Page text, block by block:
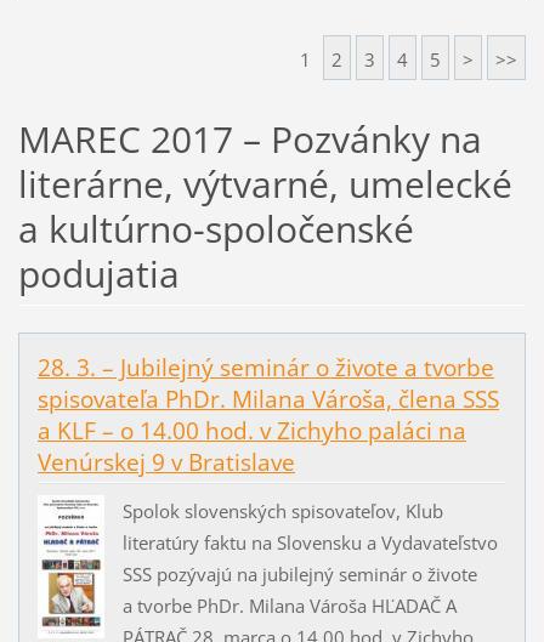
1 2 3 4 5 > >>
MAREC 2017 – Pozvánky na
literárne, výtvarné, umelecké
a kultúrno-spoločenské
podujatia
28. 3. – Jubilejný seminár o živote a tvorbe
spisovateľa PhDr. Milana Vároša, člena SSS
a KLF – o 14.00 hod. v Zichyho paláci na
Venúrskej 9 v Bratislave
Spolok slovenských spisovateľov, Klub
literatúry faktu na Slovensku a Vydavateľstvo
SSS pozývajú na jubilejný seminár o živote
a tvorbe PhDr. Milana Vároša HĽADAČ A